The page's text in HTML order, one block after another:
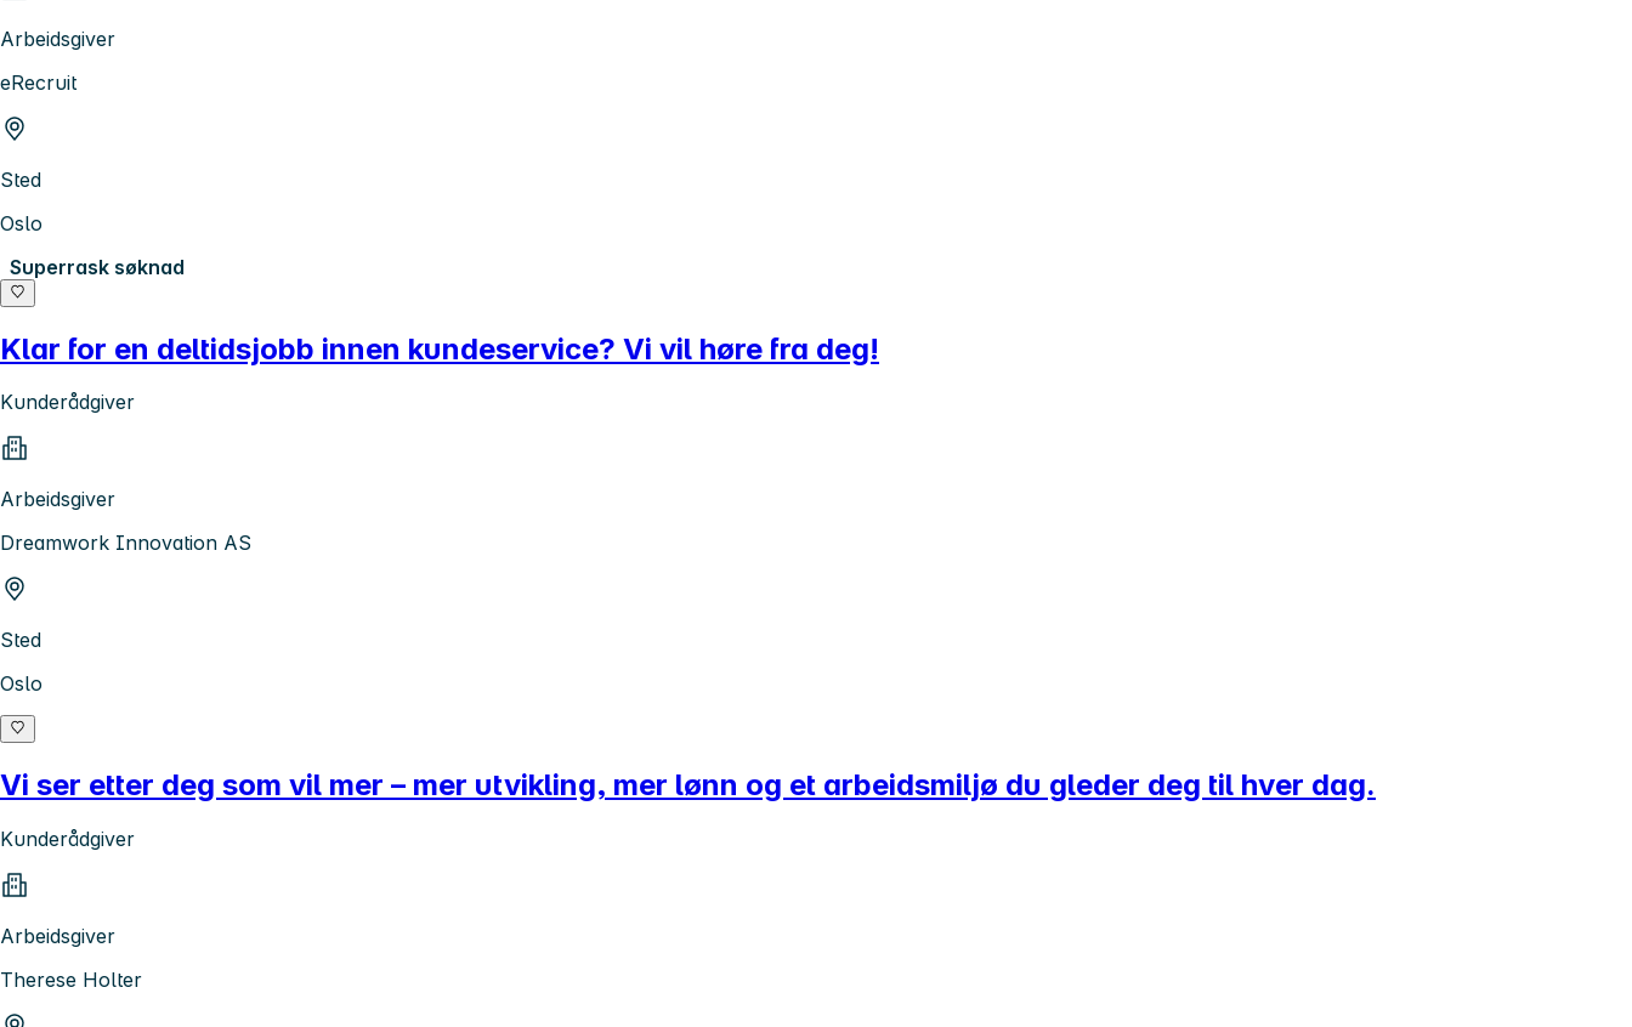
Arbeidsgiver
eRecruit
Sted
Oslo
Superrask søknad
Klar for en deltidsjobb innen kundeservice? Vi vil høre fra deg!
Kunderådgiver
Arbeidsgiver
Dreamwork Innovation AS
Sted
Oslo
Vi ser etter deg som vil mer – mer utvikling, mer lønn og et arbeidsmiljø du gleder deg til hver dag.
Kunderådgiver
Arbeidsgiver
Therese Holter